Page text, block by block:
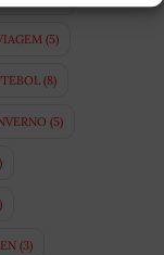
(5)
(8)
(5)
(3)